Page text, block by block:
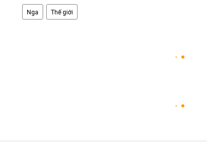
Nga Thế giới